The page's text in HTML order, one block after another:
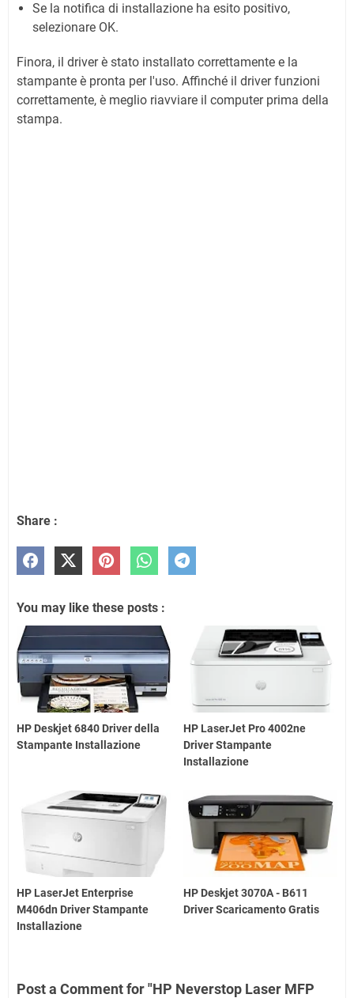
Se la notifica di installazione ha esito positivo,
selezionare OK.
Finora, il driver è stato installato correttamente e la
stampante è pronta per l'uso. Affinché il driver funzioni
correttamente, è meglio riavviare il computer prima della
stampa.
Share :
You may like these posts :
HP Deskjet 6840 Driver della
Stampante Installazione
HP LaserJet Pro 4002ne
Driver Stampante
Installazione
HP LaserJet Enterprise
M406dn Driver Stampante
Installazione
HP Deskjet 3070A - B611
Driver Scaricamento Gratis
Post a Comment for "HP Neverstop Laser MFP